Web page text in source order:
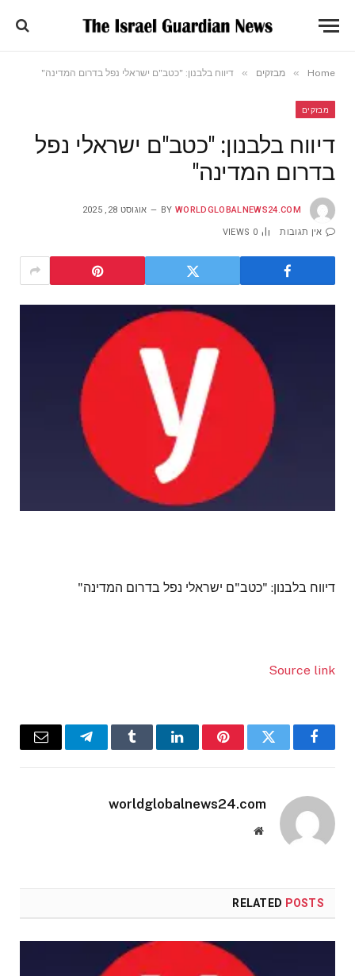
Home
» מבזקים » דיווח בלבנון: "כטב"ם ישראלי נפל בדרום המדינה"
מבזקים
דיווח בלבנון: "כטב"ם ישראלי נפל
בדרום המדינה"
BY WORLDGLOBALNEWS24.COM אוגוסט 28, 2025
אין תגובות 0
VIEWS
דיווח בלבנון: "כטב"ם ישראלי נפל בדרום המדינה"
Source link
Facebook
Twitter
Pinterest
LinkedIn
Tumblr
Telegram
Email
worldglobalnews24.com
Website
RELATED POSTS